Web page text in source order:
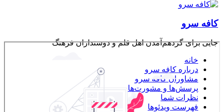
کافه سرو
جایی برای گردهم‌آمدن اهل قلم و دوستداران فرهنگ
خانه
درباره کافه سرو
مشاوران کافه سرو
پرسش‌ها و مشورت‌ها
نظرات شما
فهرست ویدئوها